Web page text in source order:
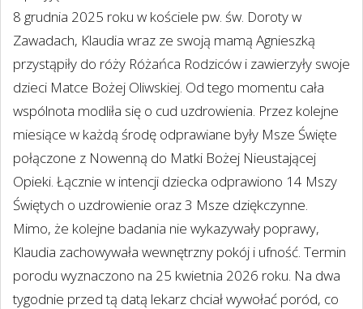
8 grudnia 2025 roku w kościele pw. św. Doroty w
Zawadach, Klaudia wraz ze swoją mamą Agnieszką
przystąpiły do róży Różańca Rodziców i zawierzyły swoje
dzieci Matce Bożej Oliwskiej. Od tego momentu cała
wspólnota modliła się o cud uzdrowienia. Przez kolejne
miesiące w każdą środę odprawiane były Msze Święte
połączone z Nowenną do Matki Bożej Nieustającej
Opieki. Łącznie w intencji dziecka odprawiono 14 Mszy
Świętych o uzdrowienie oraz 3 Msze dziękczynne.
Mimo, że kolejne badania nie wykazywały poprawy,
Klaudia zachowywała wewnętrzny pokój i ufność. Termin
porodu wyznaczono na 25 kwietnia 2026 roku. Na dwa
tygodnie przed tą datą lekarz chciał wywołać poród, co